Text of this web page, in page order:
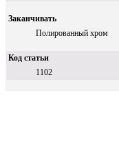
Заканчивать
Полированный хром
Код статьи
1102